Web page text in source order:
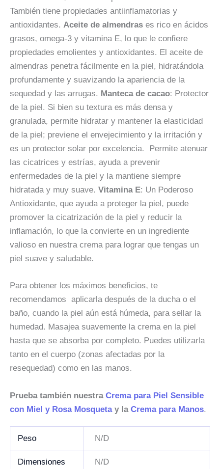
También tiene propiedades antiinflamatorias y
antioxidantes. Aceite de almendras es rico en ácidos
grasos, omega-3 y vitamina E, lo que le confiere
propiedades emolientes y antioxidantes. El aceite de
almendras penetra fácilmente en la piel, hidratándola
profundamente y suavizando la apariencia de la
sequedad y las arrugas. Manteca de cacao: Protector
de la piel. Si bien su textura es más densa y
granulada, permite hidratar y mantener la elasticidad
de la piel; previene el envejecimiento y la irritación y
es un protector solar por excelencia. Permite atenuar
las cicatrices y estrías, ayuda a prevenir
enfermedades de la piel y la mantiene siempre
hidratada y muy suave. Vitamina E: Un Poderoso
Antioxidante, que ayuda a proteger la piel, puede
promover la cicatrización de la piel y reducir la
inflamación, lo que la convierte en un ingrediente
valioso en nuestra crema para lograr que tengas un
piel suave y saludable.
Para obtener los máximos beneficios, te
recomendamos aplicarla después de la ducha o el
baño, cuando la piel aún está húmeda, para sellar la
humedad. Masajea suavemente la crema en la piel
hasta que se absorba por completo. Puedes utilizarla
tanto en el cuerpo (zonas afectadas por la
resequedad) como en las manos.
Prueba también nuestra Crema para Piel Sensible
con Miel y Rosa Mosquetay la Crema para Manos.
Peso N/D
Dimensiones N/D